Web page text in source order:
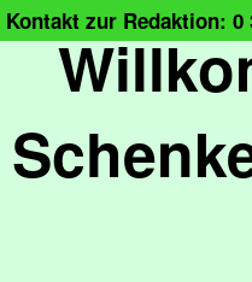
Kontakt zur Redaktion: 0